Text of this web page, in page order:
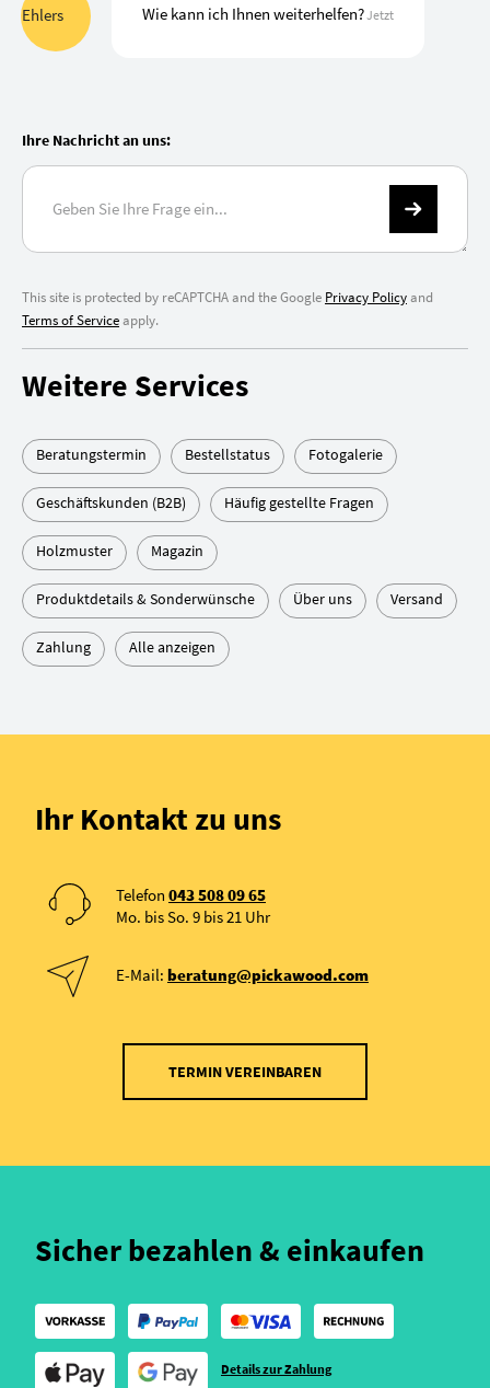
Wie kann ich Ihnen weiterhelfen?Jetzt
Ihre Nachricht an uns:
This site is protected by reCAPTCHA and the Google Privacy Policyand
Terms of Serviceapply.
Weitere Services
Beratungstermin Bestellstatus Fotogalerie
Geschäftskunden (B2B) Häufig gestellte Fragen
Holzmuster Magazin
Produktdetails & Sonderwünsche Über uns Versand
Zahlung Alle anzeigen
Ihr Kontakt zu uns
Telefon 043 508 09 65
Mo. bis So. 9 bis 21 Uhr
E-Mail: beratung@pickawood.com
TERMIN VEREINBAREN
Sicher bezahlen & einkaufen
Details zur Zahlung